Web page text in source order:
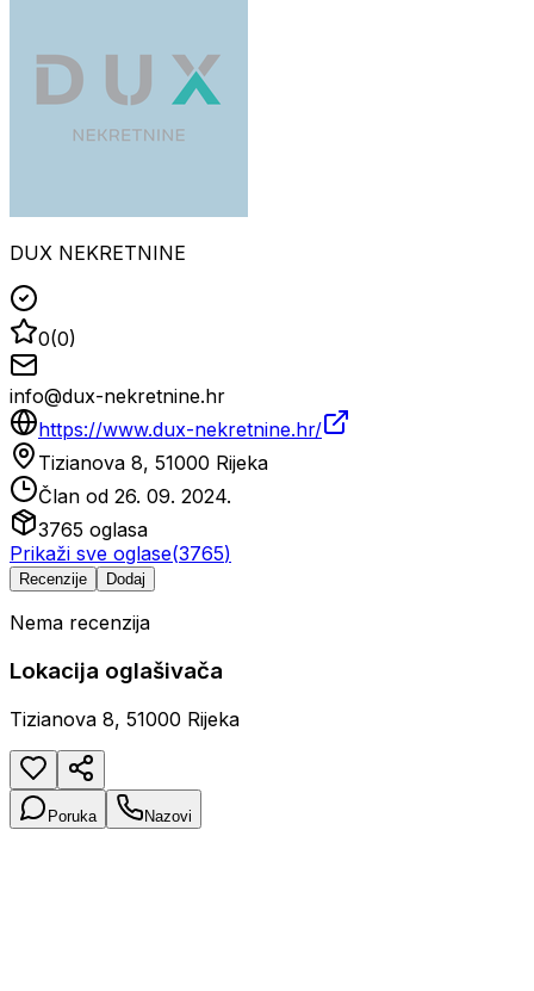
DUX NEKRETNINE
0(0)
info@dux-nekretnine.hr
https://www.dux-nekretnine.hr/
Tizianova 8, 51000 Rijeka
Član od 26. 09. 2024.
3765 oglasa
Prikaži sve oglase(3765)
Recenzije Dodaj
Nema recenzija
Lokacija oglašivača
Tizianova 8, 51000 Rijeka
Poruka Nazovi